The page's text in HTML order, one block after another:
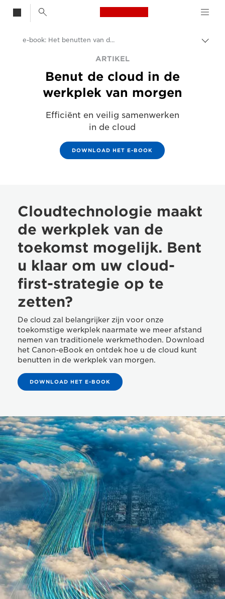
Canon Logo, back
Oplossingen en services
Inzichten
Zakelijke artikelen
e-book: Het benutten van de cloud in de werkplek van morgen
ARTIKEL
Benut de cloud in de
werkplek van morgen
Efficiënt en veilig samenwerken
in de cloud
DOWNLOAD HET E-BOOK
Cloudtechnologie maakt
de werkplek van de
toekomst mogelijk. Bent
u klaar om uw cloud-
first-strategie op te
zetten?
De cloud zal belangrijker zijn voor onze
toekomstige werkplek naarmate we meer afstand
nemen van traditionele werkmethoden. Download
het Canon-eBook en ontdek hoe u de cloud kunt
benutten in de werkplek van morgen.
DOWNLOAD HET E-BOOK